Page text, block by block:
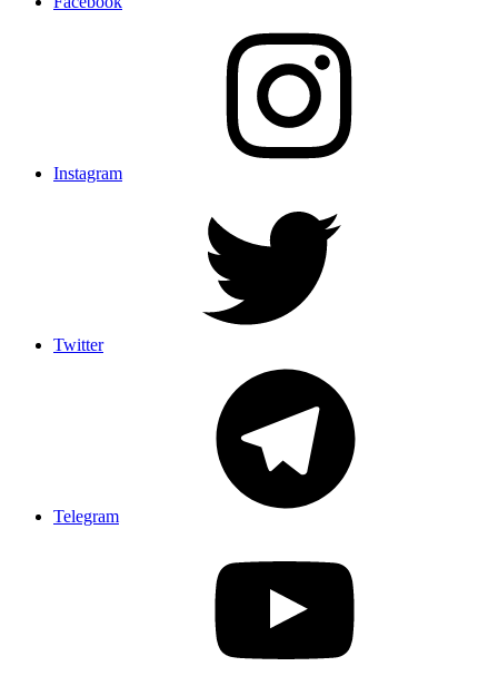
Instagram
Twitter
Telegram